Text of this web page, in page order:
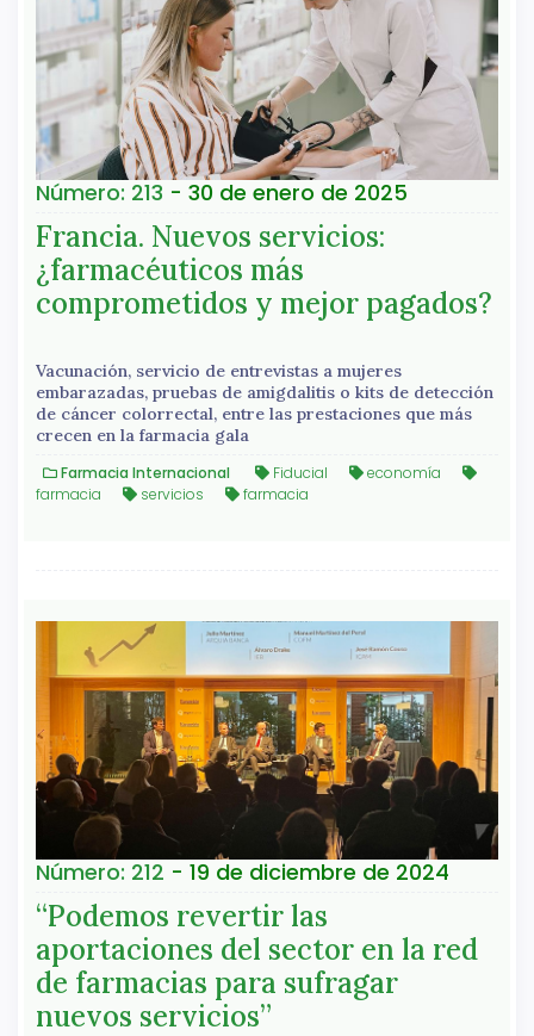
Número: 213 - 30 de enero de 2025
Francia. Nuevos servicios:
¿farmacéuticos más
comprometidos y mejor pagados?
Vacunación, servicio de entrevistas a mujeres
embarazadas, pruebas de amigdalitis o kits de detección
de cáncer colorrectal, entre las prestaciones que más
crecen en la farmacia gala
Farmacia Internacional Fiducial
economía
farmacia
servicios farmacia
Número: 212 - 19 de diciembre de 2024
“Podemos revertir las
aportaciones del sector en la red
de farmacias para sufragar
nuevos servicios”